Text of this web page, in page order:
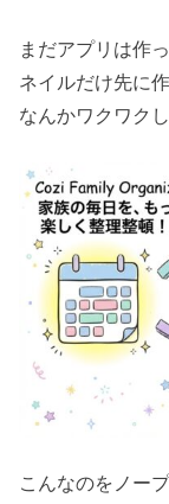
まだアプリは作
ネイルだけ先に
なんかワクワク
こんなのをノー